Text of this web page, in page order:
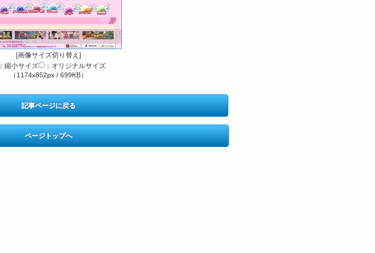
[画像サイズ切り替え]
：縮小サイズ
：オリジナルサイズ
（1174x852px / 699KB）
記事ページに戻る
ページトップへ